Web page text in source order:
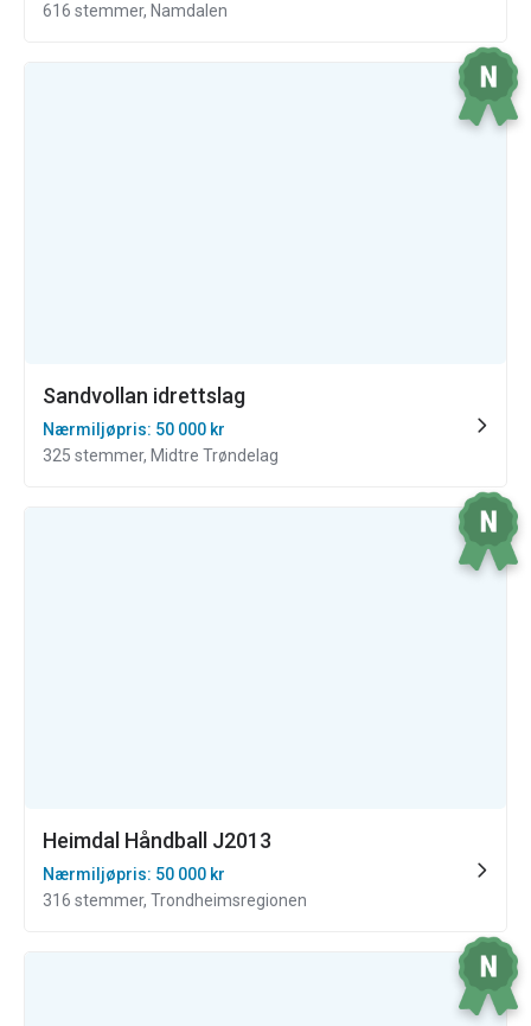
616 stemmer, Namdalen
Sandvollan idrettslag
Nærmiljøpris: 50 000 kr
325 stemmer, Midtre Trøndelag
Heimdal Håndball J2013
Nærmiljøpris: 50 000 kr
316 stemmer, Trondheimsregionen